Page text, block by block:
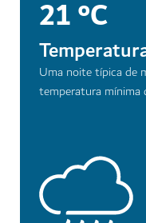
21 °C
Uma noite típica de
temperatura mínima